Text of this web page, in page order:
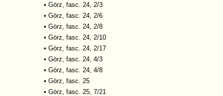
• Görz, fasc. 24, 2/3
• Görz, fasc. 24, 2/6
• Görz, fasc. 24, 2/8
• Görz, fasc. 24, 2/10
• Görz, fasc. 24, 2/17
• Görz, fasc. 24, 4/3
• Görz, fasc. 24, 4/8
• Görz, fasc. 25
• Görz, fasc. 25, 7/21